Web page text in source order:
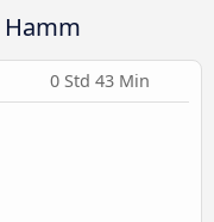
Hamm
0 Std 43 Min